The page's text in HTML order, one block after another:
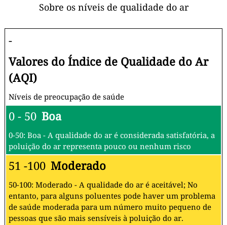
Sobre os níveis de qualidade do ar
-
Valores do Índice de Qualidade do Ar
(AQI)
Níveis de preocupação de saúde
0 - 50 Boa
0-50: Boa - A qualidade do ar é considerada satisfatória, a
poluição do ar representa pouco ou nenhum risco
51 -100 Moderado
50-100: Moderado - A qualidade do ar é aceitável; No
entanto, para alguns poluentes pode haver um problema
de saúde moderada para um número muito pequeno de
pessoas que são mais sensíveis à poluição do ar.